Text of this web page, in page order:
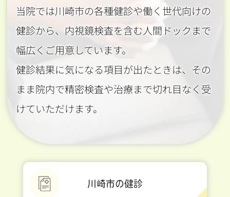
当院では川崎市の各種健診や働く世代向けの
健診から、内視鏡検査を含む人間ドックまで
幅広くご用意しています。
健診結果に気になる項目が出たときは、その
まま院内で精密検査や治療まで切れ目なく受
けていただけます。
川崎市の健診